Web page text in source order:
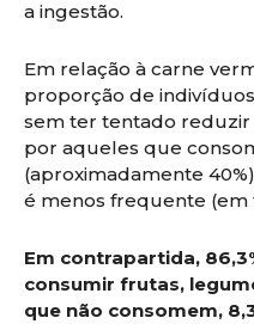
a ingestão.
Em relação à carne
proporção de
sem ter tentado reduzir
por aqueles que
(aproximadamente
é menos frequente (em
Em contrapartida,
consumir frutas,
que não consomem,